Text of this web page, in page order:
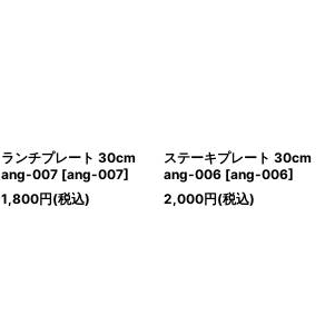
ランチプレート 30cm
ang-007 [ang-007]
1,800円(税込)
ステーキプレート 30cm
ang-006 [ang-006]
2,000円(税込)